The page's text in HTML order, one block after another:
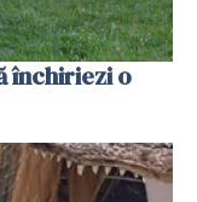
închiriezi o